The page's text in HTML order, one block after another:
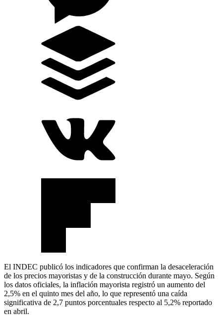
El INDEC publicó los indicadores que confirman la desaceleración
de los precios mayoristas y de la construcción durante mayo. Según
los datos oficiales, la inflación mayorista registró un aumento del
2,5% en el quinto mes del año, lo que representó una caída
significativa de 2,7 puntos porcentuales respecto al 5,2% reportado
en abril.